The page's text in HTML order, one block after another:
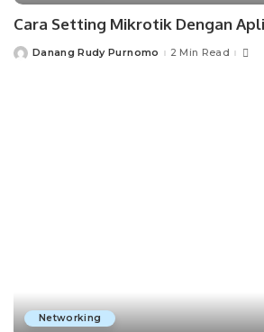
Cara Setting Mikrotik Dengan
PostedDanang Rudy Purnomo 2 Min Read
Networking